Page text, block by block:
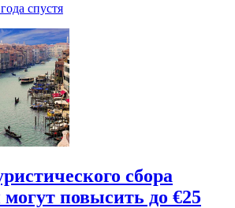
спустя
сбора
повысить до €25